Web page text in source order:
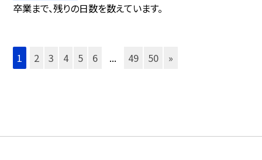
卒業まで、残りの日数を数えています。
1 2 3 4 5 6 ... 49 50 »